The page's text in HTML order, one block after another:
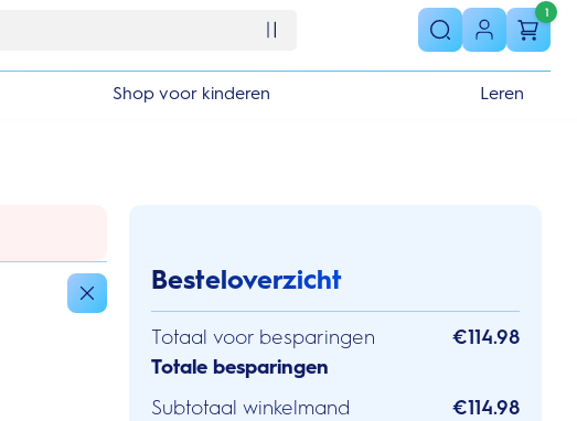
1
Shop voor kinderen Leren
Besteloverzicht
Totaal voor besparingen
€114.98
Totale besparingen
Subtotaal winkelmand
€114.98